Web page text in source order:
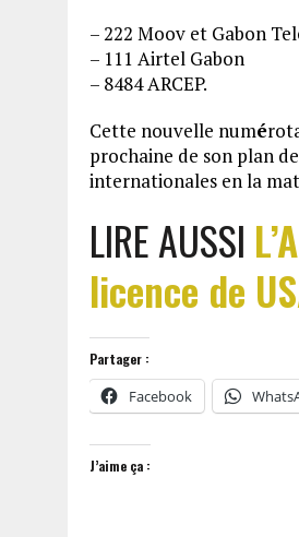
– 222 Moov et Gabon
– 111 Airtel Gabon
– 8484 ARCEP.
Cette nouvelle numé
prochaine de son plan
internationales en la
LIRE AUSSI
licence de
Partager :
Facebook
J’aime ça :